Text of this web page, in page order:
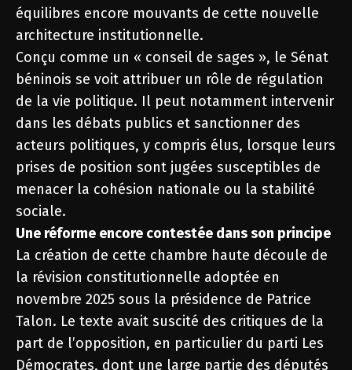
équilibres encore mouvants de cette nouvelle
architecture institutionnelle.
Conçu comme un « conseil de sages », le Sénat
béninois se voit attribuer un rôle de régulation
de la vie politique. Il peut notamment intervenir
dans les débats publics et sanctionner des
acteurs politiques, y compris élus, lorsque leurs
prises de position sont jugées susceptibles de
menacer la cohésion nationale ou la stabilité
sociale.
Une réforme encore contestée dans son principe
La création de cette chambre haute découle de
la révision constitutionnelle adoptée en
novembre 2025 sous la présidence de Patrice
Talon. Le texte avait suscité des critiques de la
part de l’opposition, en particulier du parti Les
Démocrates, dont une large partie des députés